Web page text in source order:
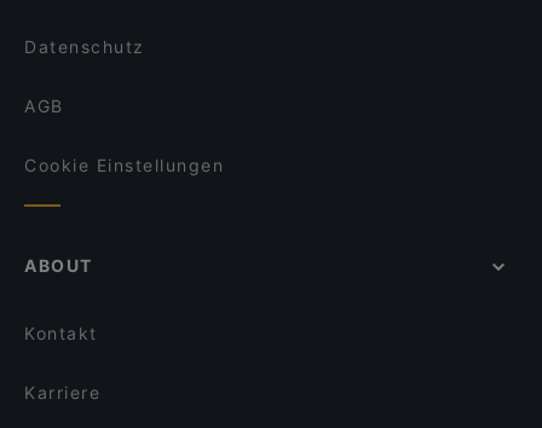
Datenschutz
AGB
Cookie Einstellungen
ABOUT
Kontakt
Karriere